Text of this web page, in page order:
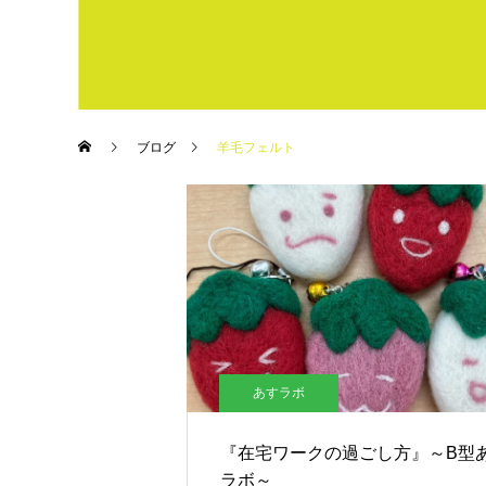
ブログ 羊毛フェルト
あすラボ
『在宅ワークの過ごし方』～B型
ラボ～